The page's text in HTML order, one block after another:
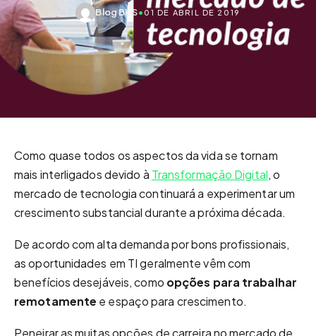
Blog BHS• 01 DE ABRIL DE 2019
Como quase todos os aspectos da vida se tornam
mais interligados devido à Transformação Digital, o
mercado de tecnologia continuará a experimentar um
crescimento substancial durante a próxima década.
De acordo com alta demanda por bons profissionais,
as oportunidades em TI geralmente vêm com
benefícios desejáveis, como opções para trabalhar
remotamente e espaço para crescimento.
Peneirar as muitas opções de carreira no mercado de